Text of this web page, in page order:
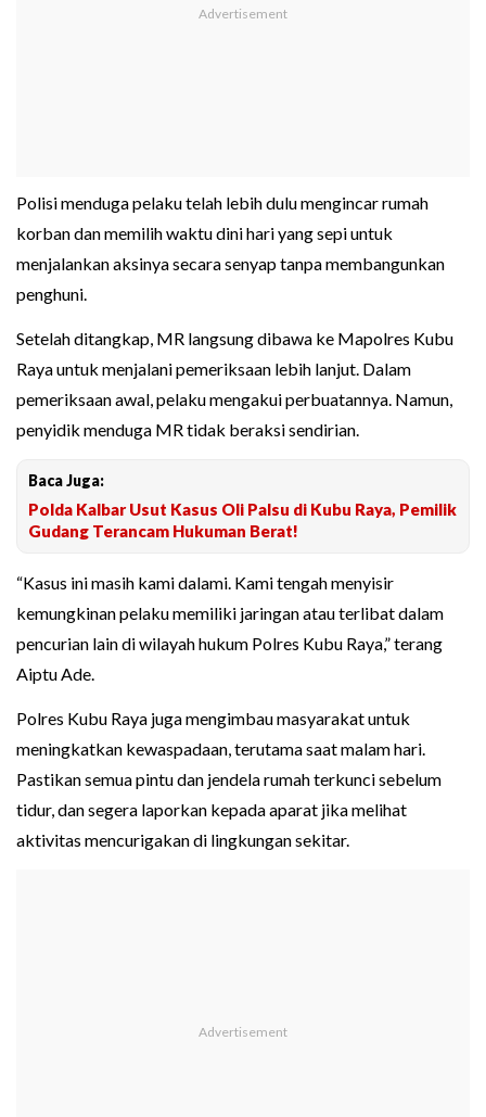
Polisi menduga pelaku telah lebih dulu mengincar rumah
korban dan memilih waktu dini hari yang sepi untuk
menjalankan aksinya secara senyap tanpa membangunkan
penghuni.
Setelah ditangkap, MR langsung dibawa ke Mapolres Kubu
Raya untuk menjalani pemeriksaan lebih lanjut. Dalam
pemeriksaan awal, pelaku mengakui perbuatannya. Namun,
penyidik menduga MR tidak beraksi sendirian.
Baca Juga:
Polda Kalbar Usut Kasus Oli Palsu di Kubu Raya, Pemilik
Gudang Terancam Hukuman Berat!
“Kasus ini masih kami dalami. Kami tengah menyisir
kemungkinan pelaku memiliki jaringan atau terlibat dalam
pencurian lain di wilayah hukum Polres Kubu Raya,” terang
Aiptu Ade.
Polres Kubu Raya juga mengimbau masyarakat untuk
meningkatkan kewaspadaan, terutama saat malam hari.
Pastikan semua pintu dan jendela rumah terkunci sebelum
tidur, dan segera laporkan kepada aparat jika melihat
aktivitas mencurigakan di lingkungan sekitar.